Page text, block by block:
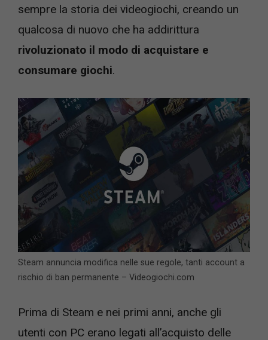
sempre la storia dei videogiochi, creando un
qualcosa di nuovo che ha addirittura
rivoluzionato il modo di acquistare e
consumare giochi.
Steam annuncia modifica nelle sue regole, tanti account a
rischio di ban permanente – Videogiochi.com
Prima di Steam e nei primi anni, anche gli
utenti con PC erano legati all’acquisto delle